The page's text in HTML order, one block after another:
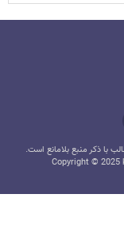
با ذکر منبع بلامانع است.
Copyright © 2025